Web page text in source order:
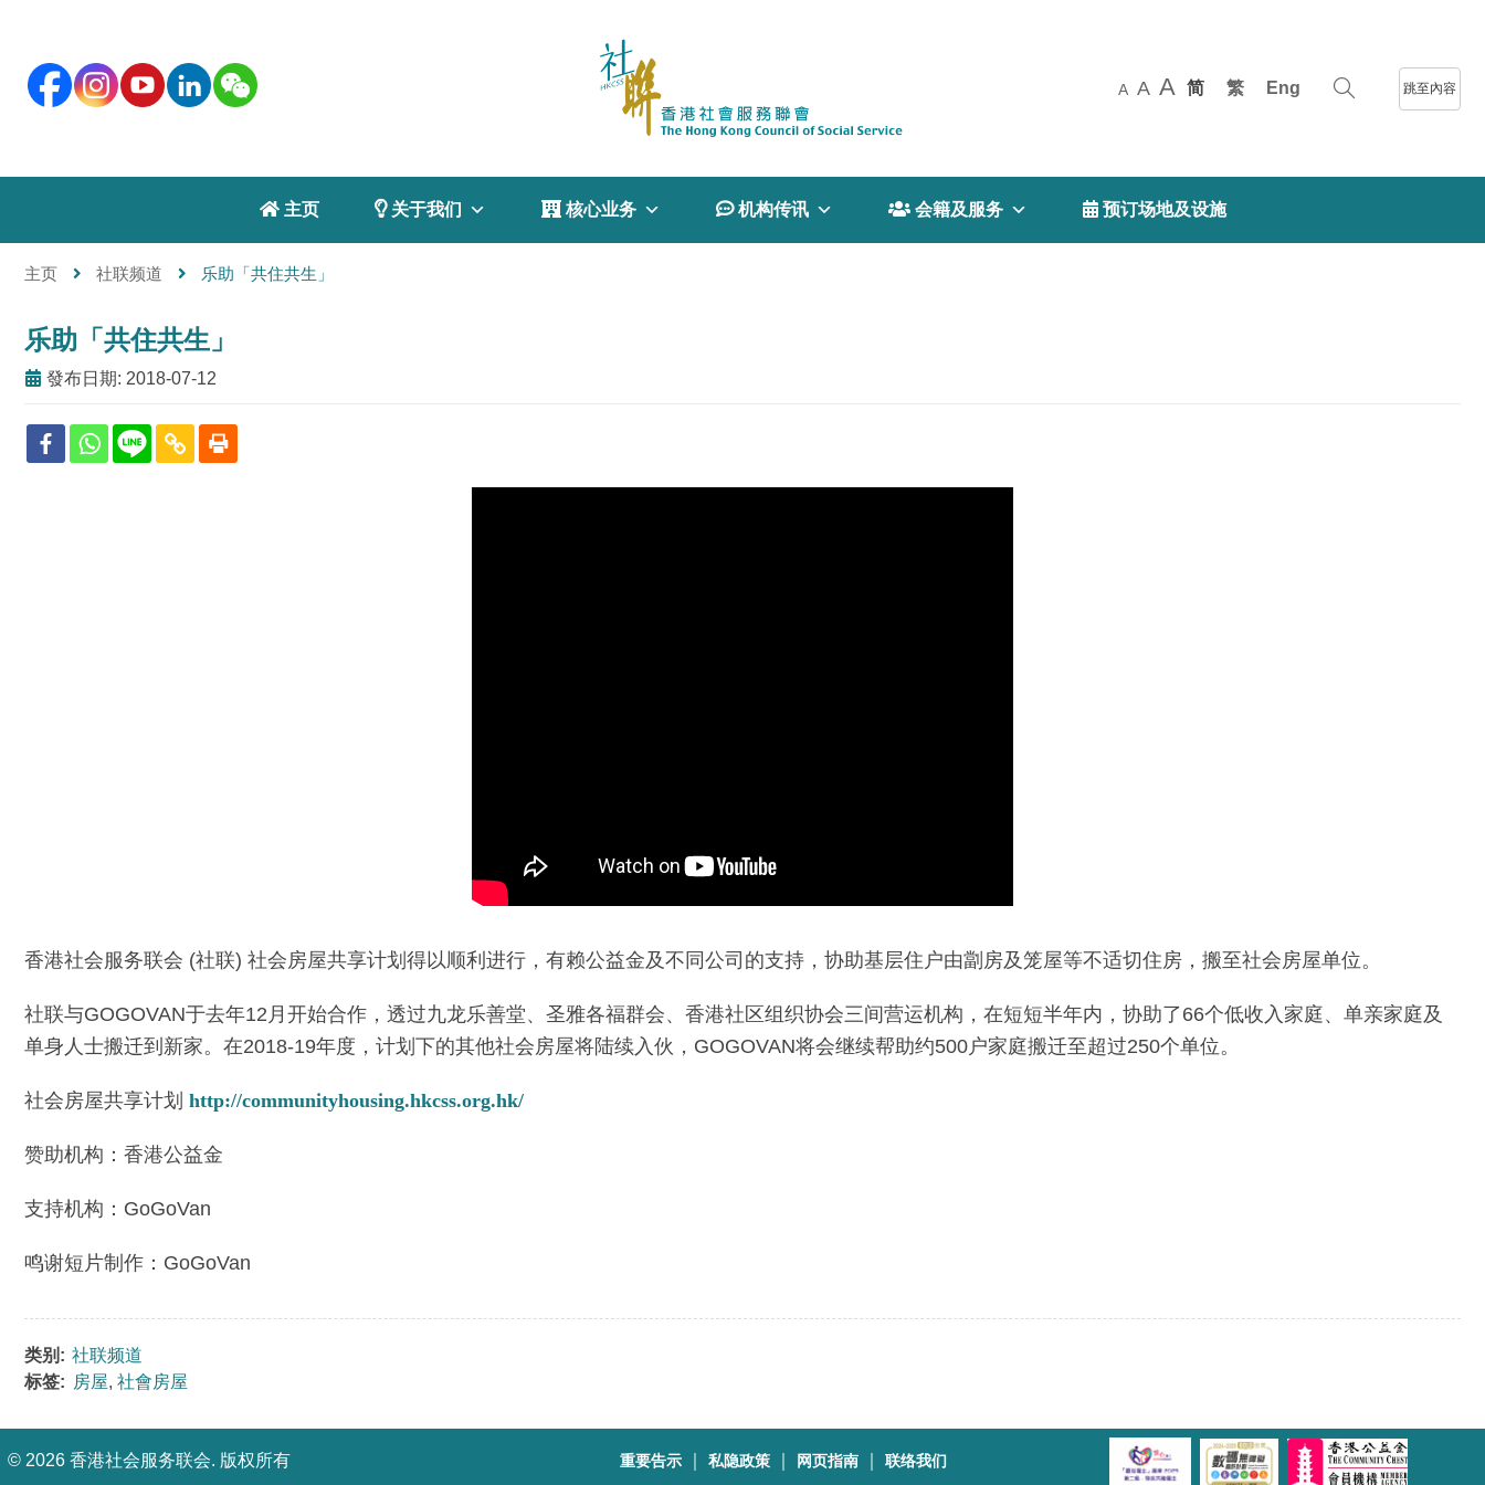
A A A 简 繁 Eng 跳至內容
 主页  关于我们  核心业务  机构传讯  会籍及服务  预订场地及设施
主页 社联频道 乐助「共住共生」
乐助「共住共生」
發布日期: 2018-07-12
香港社会服务联会 (社联) 社会房屋共享计划得以顺利进行，有赖公益金及不同公司的支持，协助基层住户由劏房及笼屋等不适切住房，搬至社会房屋单位。
社联与GOGOVAN于去年12月开始合作，透过九龙乐善堂、圣雅各福群会、香港社区组织协会三间营运机构，在短短半年内，协助了66个低收入家庭、单亲家庭及
单身人士搬迁到新家。在2018-19年度，计划下的其他社会房屋将陆续入伙，GOGOVAN将会继续帮助约500户家庭搬迁至超过250个单位。
社会房屋共享计划 http://communityhousing.hkcss.org.hk/
赞助机构：香港公益金
支持机构：GoGoVan
鸣谢短片制作：GoGoVan
类别: 社联频道
标签: 房屋, 社會房屋
© 2026 香港社会服务联会. 版权所有 重要告示 ｜私隐政策 网页指南 ｜联络我们